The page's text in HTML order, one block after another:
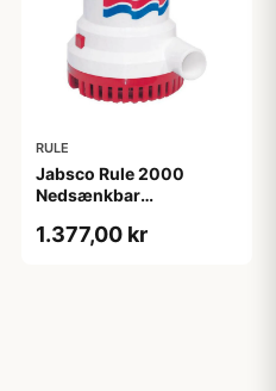
RULE
Jabsco Rule 2000
Nedsænkbar
1.377,00 kr